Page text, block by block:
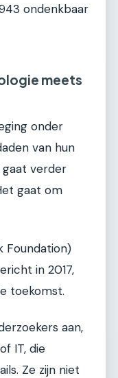
ondenkbaar
meets
onder
van hun
verder
gaat om
Foundation)
in 2017,
toekomst.
aan,
IT, die
Ze zijn niet